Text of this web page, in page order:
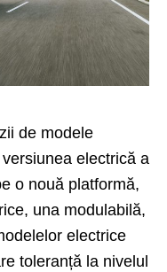
de modele
electrică a
o nouă platformă,
una modulabilă,
electrice
toleranță la nivelul